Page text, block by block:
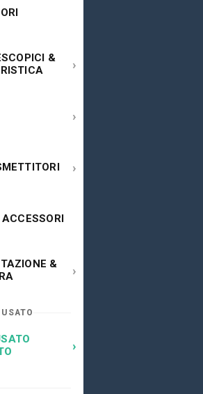
&
›
›
›
&
›
›